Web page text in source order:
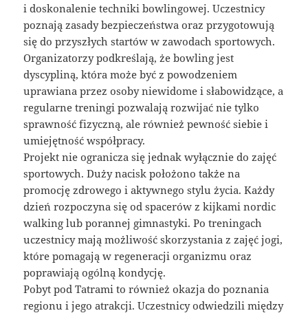
i doskonalenie techniki bowlingowej. Uczestnicy
poznają zasady bezpieczeństwa oraz przygotowują
się do przyszłych startów w zawodach sportowych.
Organizatorzy podkreślają, że bowling jest
dyscypliną, która może być z powodzeniem
uprawiana przez osoby niewidome i słabowidzące, a
regularne treningi pozwalają rozwijać nie tylko
sprawność fizyczną, ale również pewność siebie i
umiejętność współpracy.
Projekt nie ogranicza się jednak wyłącznie do zajęć
sportowych. Duży nacisk położono także na
promocję zdrowego i aktywnego stylu życia. Każdy
dzień rozpoczyna się od spacerów z kijkami nordic
walking lub porannej gimnastyki. Po treningach
uczestnicy mają możliwość skorzystania z zajęć jogi,
które pomagają w regeneracji organizmu oraz
poprawiają ogólną kondycję.
Pobyt pod Tatrami to również okazja do poznania
regionu i jego atrakcji. Uczestnicy odwiedzili między